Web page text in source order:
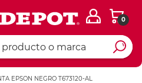
0
EPSON NEGRO T673120-AL
Ingresar Codigo